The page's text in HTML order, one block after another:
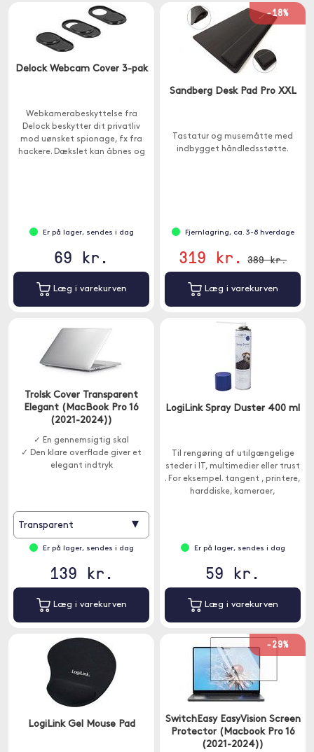
Delock Webcam Cover 3-pak
Webkamerabeskyttelse fra
Delock beskytter dit privatliv
mod uønsket spionage, fx fra
hackere. Dækslet kan åbnes og
Er på lager, sendes i dag
69 kr.
Læg i varekurven
-18%
Sandberg Desk Pad Pro XXL
Tastatur og musemåtte med
indbygget håndledsstøtte.
Fjernlagring, ca. 3-8 hverdage
319 kr. 389 kr.
Læg i varekurven
Trolsk Cover Transparent
Elegant (MacBook Pro 16
(2021-2024))
✓ En gennemsigtig skal
✓ Den klare overflade giver et
elegant indtryk
Transparent ▾
Er på lager, sendes i dag
139 kr.
Læg i varekurven
LogiLink Spray Duster 400 ml
Til rengøring af utilgængelige
steder i IT, multimedier eller trust
. For eksempel. tangent , printere,
harddiske, kameraer,
Er på lager, sendes i dag
59 kr.
Læg i varekurven
LogiLink Gel Mouse Pad
-29%
SwitchEasy EasyVision Screen
Protector (Macbook Pro 16
(2021-2024))